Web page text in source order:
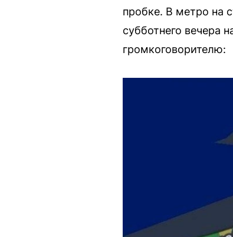
пробке. В метро на
субботнего вечера
громкоговорителю: